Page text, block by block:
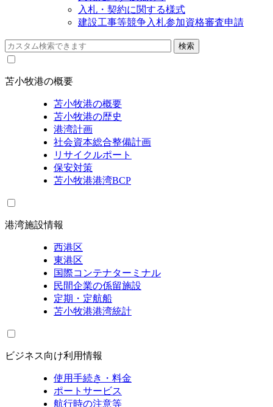
入札・契約に関する様式
建設工事等競争入札参加資格審査申請
苫小牧港の概要
苫小牧港の概要
苫小牧港の歴史
港湾計画
社会資本総合整備計画
リサイクルポート
保安対策
苫小牧港港湾BCP
港湾施設情報
西港区
東港区
国際コンテナターミナル
民間企業の係留施設
定期・定航船
苫小牧港港湾統計
ビジネス向け利用情報
使用手続き・料金
ポートサービス
航行時の注意等